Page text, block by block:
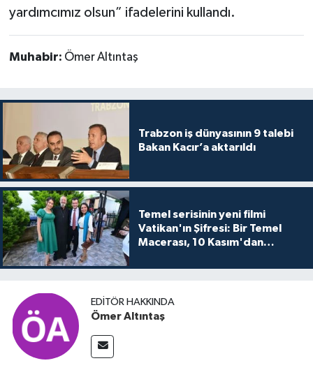
yardımcımız olsun” ifadelerini kullandı.
Muhabir: Ömer Altıntaş
Trabzon iş dünyasının 9 talebi
Bakan Kacır’a aktarıldı
Temel serisinin yeni filmi
Vatikan'ın Şifresi: Bir Temel
Macerası, 10 Kasım'dan
buluşuyo
EDITÖR HAKKINDA
Ömer Altıntaş